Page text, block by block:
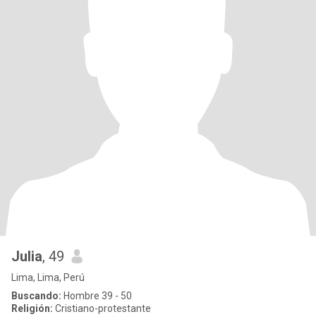
Julia, 49
Lima, Lima, Perú
Buscando: Hombre 39 - 50
Religión: Cristiano-protestante